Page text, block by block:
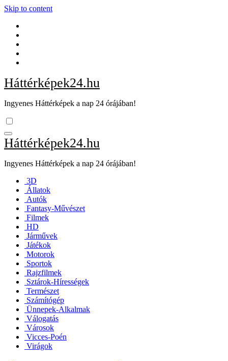
Skip to content
Háttérképek24.hu
Ingyenes Háttérképek a nap 24 órájában!
Háttérképek24.hu
Ingyenes Háttérképek a nap 24 órájában!
3D
Állatok
Autók
Fantasy-Művészet
Filmek
HD
Járművek
Játékok
Motorok
Sportok
Rajzfilmek
Sztárok-Hírességek
Természet
Számítógép
Ünnepek-Alkalmak
Válogatás
Városok
Vicces-Poén
Virágok